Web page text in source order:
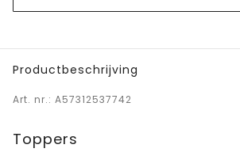
Productbeschrijving
Art. nr.: A57312537742
Toppers